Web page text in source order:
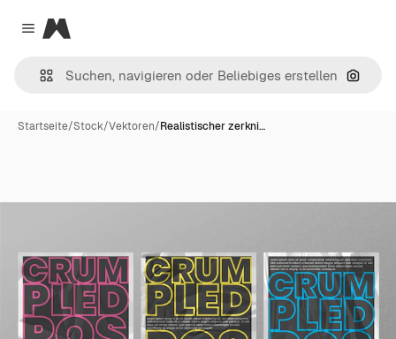
Close menu
Magnific
Nach
Startseite/Stock/Vektoren/Realistischer zerkni…